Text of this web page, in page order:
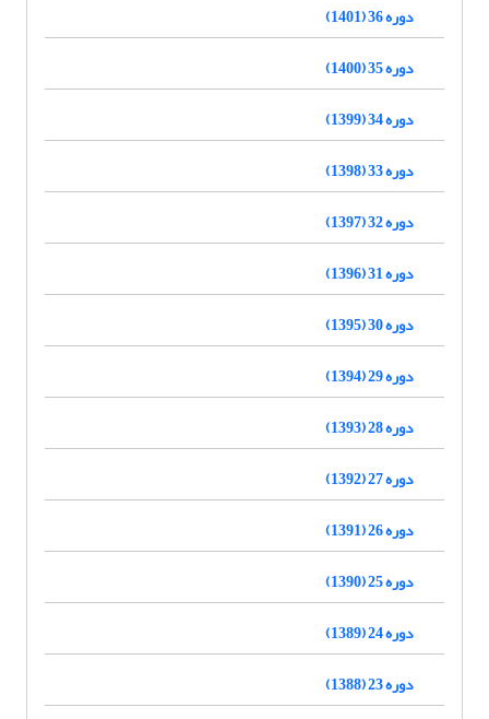
دوره 36 (1401)
دوره 35 (1400)
دوره 34 (1399)
دوره 33 (1398)
دوره 32 (1397)
دوره 31 (1396)
دوره 30 (1395)
دوره 29 (1394)
دوره 28 (1393)
دوره 27 (1392)
دوره 26 (1391)
دوره 25 (1390)
دوره 24 (1389)
دوره 23 (1388)